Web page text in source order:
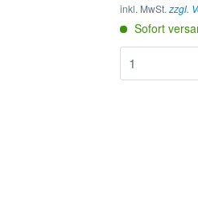
inkl. MwSt.zzgl.
Sofort